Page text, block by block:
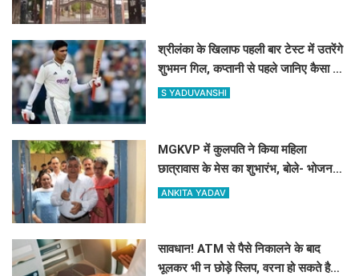
श्रीलंका के खिलाफ पहली बार टेस्ट में उतरेंगे
शुभमन गिल, कप्तानी से पहले जानिए कैसा है
रिकॉर्ड
S YADUVANSHI
MGKVP में कुलपति ने किया महिला
छात्रावास के मेस का शुभारंभ, बोले- भोजन
की गुणवत्ता से न हो समझौता
ANKITA YADAV
सावधान! ATM से पैसे निकालने के बाद
भूलकर भी न छोड़े स्लिप, वरना हो सकते है